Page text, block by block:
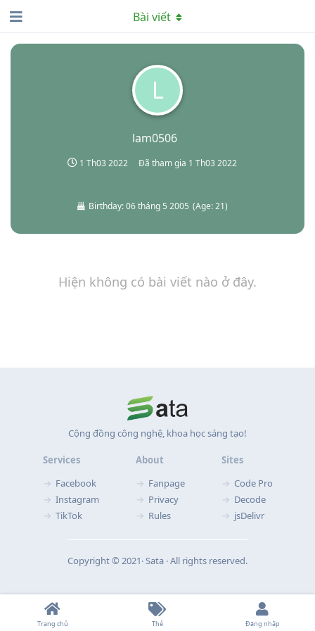
L
lam0506
1 Th03 2022 Đã tham gia 1 Th03 2022
Birthday:06 tháng 5 2005 (Age:21)
Bài viết
Hiện không có bài viết nào ở đây.
Cộng đồng công nghệ, khoa học sáng tạo!
Services
Facebook
Instagram
TikTok
About
Fanpage
Privacy
Rules
Sites
Code Pro
Decode
jsDelivr
Copyright © 2021‧ Sata ‧ All rights reserved.
Trang chủ Thẻ Đăng nhập